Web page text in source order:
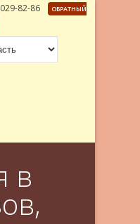
82-86
ОБРАТНЫЙ
в